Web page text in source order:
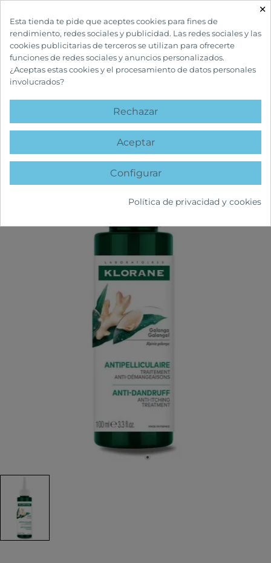
INICIO CUIDADOS CAPILARES
favorite
×
Esta tienda te pide que aceptes cookies para fines de
rendimiento, redes sociales y publicidad. Las redes sociales y las
cookies publicitarias de terceros se utilizan para ofrecerte
funciones de redes sociales y anuncios personalizados.
¿Aceptas estas cookies y el procesamiento de datos personales
involucrados?
Rechazar
Aceptar
Configurar
Política de privacidad y cookies